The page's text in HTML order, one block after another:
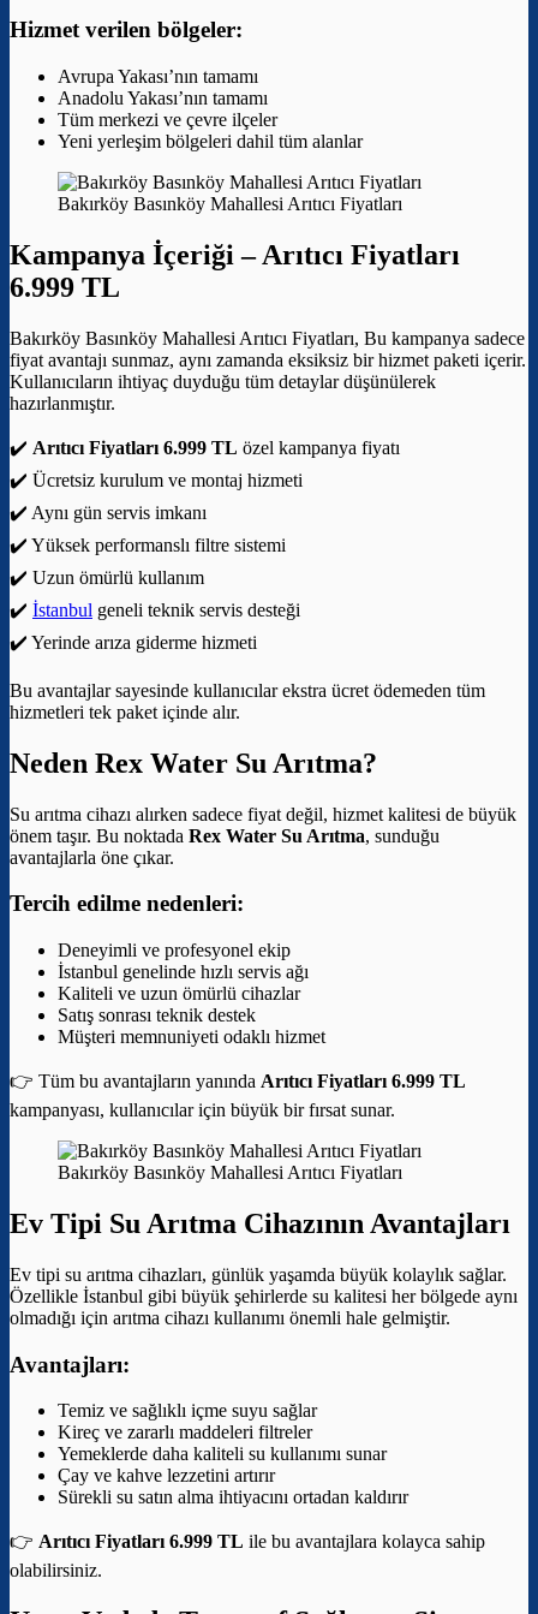
Hizmet verilen bölgeler:
Avrupa Yakası’nın tamamı
Anadolu Yakası’nın tamamı
Tüm merkezi ve çevre ilçeler
Yeni yerleşim bölgeleri dahil tüm alanlar
Bakırköy Basınköy Mahallesi Arıtıcı Fiyatları
Kampanya İçeriği –Arıtıcı Fiyatları
6.999 TL
Bakırköy Basınköy Mahallesi Arıtıcı Fiyatları, Bu kampanya sadece
fiyat avantajı sunmaz, aynı zamanda eksiksiz bir hizmet paketi içerir.
Kullanıcıların ihtiyaç duyduğu tüm detaylar düşünülerek
hazırlanmıştır.
✔️ Arıtıcı Fiyatları 6.999 TL özel kampanya fiyatı
✔️ Ücretsiz kurulum ve montaj hizmeti
✔️ Aynı gün servis imkanı
✔️ Yüksek performanslı filtre sistemi
✔️ Uzun ömürlü kullanım
✔️ İstanbul geneli teknik servis desteği
✔️ Yerinde arıza giderme hizmeti
Bu avantajlar sayesinde kullanıcılar ekstra ücret ödemeden tüm
hizmetleri tek paket içinde alır.
Neden Rex Water Su Arıtma?
Su arıtma cihazı alırken sadece fiyat değil, hizmet kalitesi de büyük
önem taşır. Bu noktada Rex Water Su Arıtma, sunduğu
avantajlarla öne çıkar.
Tercih edilme nedenleri:
Deneyimli ve profesyonel ekip
İstanbul genelinde hızlı servis ağı
Kaliteli ve uzun ömürlü cihazlar
Satış sonrası teknik destek
Müşteri memnuniyeti odaklı hizmet
👉 Tüm bu avantajların yanında Arıtıcı Fiyatları 6.999 TL
kampanyası, kullanıcılar için büyük bir fırsat sunar.
Bakırköy Basınköy Mahallesi Arıtıcı Fiyatları
Ev Tipi Su Arıtma Cihazının Avantajları
Ev tipi su arıtma cihazları, günlük yaşamda büyük kolaylık sağlar.
Özellikle İstanbul gibi büyük şehirlerde su kalitesi her bölgede aynı
olmadığı için arıtma cihazı kullanımı önemli hale gelmiştir.
Avantajları:
Temiz ve sağlıklı içme suyu sağlar
Kireç ve zararlı maddeleri filtreler
Yemeklerde daha kaliteli su kullanımı sunar
Çay ve kahve lezzetini artırır
Sürekli su satın alma ihtiyacını ortadan kaldırır
👉 Arıtıcı Fiyatları 6.999 TL ile bu avantajlara kolayca sahip
olabilirsiniz.